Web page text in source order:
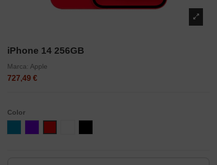
iPhone 14 256GB
Marca: Apple
727,49 €
Color